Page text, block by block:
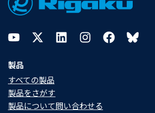
YouTubeTwitterLinkedInInstagramFacebookBluesky
製品
すべての製品
製品をさがす
製品について問い合わせる​